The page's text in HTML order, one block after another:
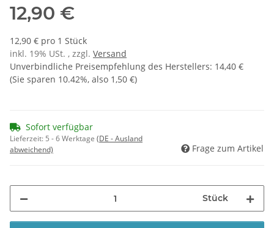
12,90 €
12,90 € pro 1 Stück
inkl. 19% USt. , zzgl. Versand
Unverbindliche Preisempfehlung des Herstellers: 14,40 €
(Sie sparen 10.42%, also 1,50 €)
Sofort verfügbar
Lieferzeit: 5 - 6 Werktage (DE - Ausland
abweichend)
Frage zum Artikel
Stück